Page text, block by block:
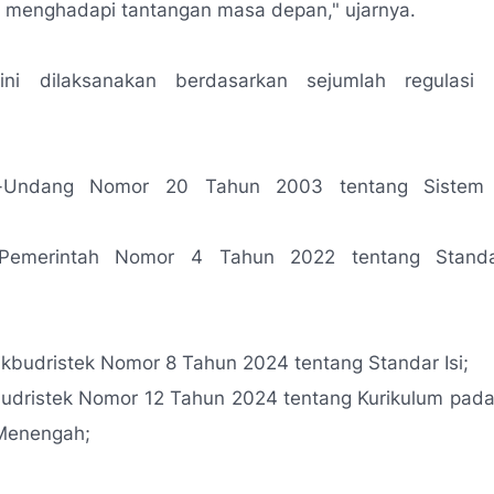
tantangan masa depan," ujarnya.
dilaksanakan berdasarkan sejumlah
Undang Nomor 20 Tahun 2003 tentang Sistem
Nomor 4 Tahun 2022 tentang
Nomor 8 Tahun 2024 tentang Standar Isi;
Nomor 12 Tahun 2024 tentang Kurikulum